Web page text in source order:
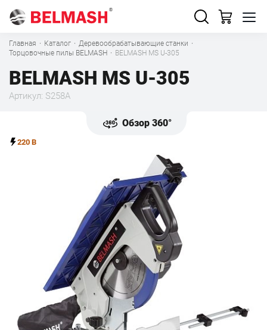
Главная · Каталог · Деревообрабатывающие станки ·
Торцовочные пилы BELMASH · BELMASH MS U-305
BELMASH MS U-305
Артикул: S258A
Обзор 360°
220 В